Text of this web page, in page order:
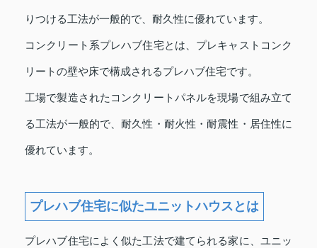
りつける工法が一般的で、耐久性に優れています。
コンクリート系プレハブ住宅とは、プレキャストコンク
リートの壁や床で構成されるプレハブ住宅です。
工場で製造されたコンクリートパネルを現場で組み立て
る工法が一般的で、耐久性・耐火性・耐震性・居住性に
優れています。
プレハブ住宅に似たユニットハウスとは
プレハブ住宅によく似た工法で建てられる家に、ユニッ